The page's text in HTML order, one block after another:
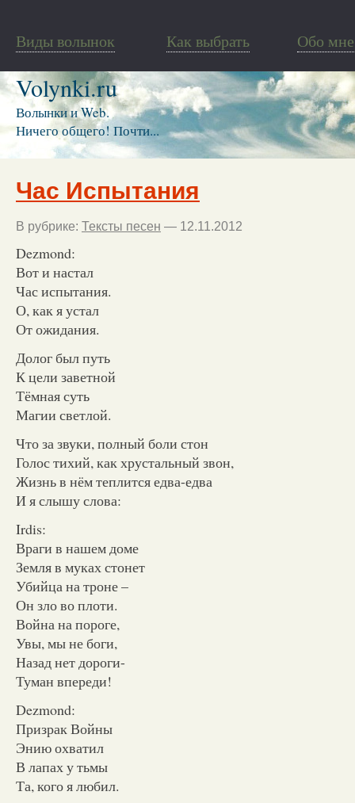
Виды волынок Как выбрать Обо мне
Volynki.ru
Волынки и Web.
Ничего общего! Почти...
Час Испытания
В рубрике: Тексты песен — 12.11.2012
Dezmond:
Вот и настал
Час испытания.
О, как я устал
От ожидания.
Долог был путь
К цели заветной
Тёмная суть
Магии светлой.
Что за звуки, полный боли стон
Голос тихий, как хрустальный звон,
Жизнь в нём теплится едва-едва
И я слышу слова:
Irdis:
Враги в нашем доме
Земля в муках стонет
Убийца на троне –
Он зло во плоти.
Война на пороге,
Увы, мы не боги,
Назад нет дороги-
Туман впереди!
Dezmond:
Призрак Войны
Энию охватил
В лапах у тьмы
Та, кого я любил.